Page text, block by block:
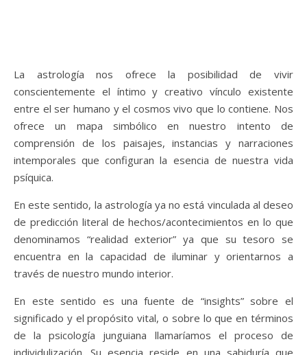
La astrología nos ofrece la posibilidad de vivir
conscientemente el íntimo y creativo vínculo existente
entre el ser humano y el cosmos vivo que lo contiene. Nos
ofrece un mapa simbólico en nuestro intento de
comprensión de los paisajes, instancias y narraciones
intemporales que configuran la esencia de nuestra vida
psíquica.
En este sentido, la astrología ya no está vinculada al deseo
de predicción literal de hechos/acontecimientos en lo que
denominamos “realidad exterior” ya que su tesoro se
encuentra en la capacidad de iluminar y orientarnos a
través de nuestro mundo interior.
En este sentido es una fuente de “insights” sobre el
significado y el propósito vital, o sobre lo que en términos
de la psicología junguiana llamaríamos el proceso de
individulización. Su esencia reside en una sabiduría que